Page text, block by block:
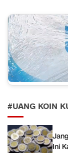
#UANG KOIN
Ini